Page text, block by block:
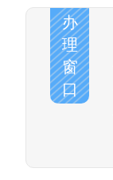
办
理
窗
口